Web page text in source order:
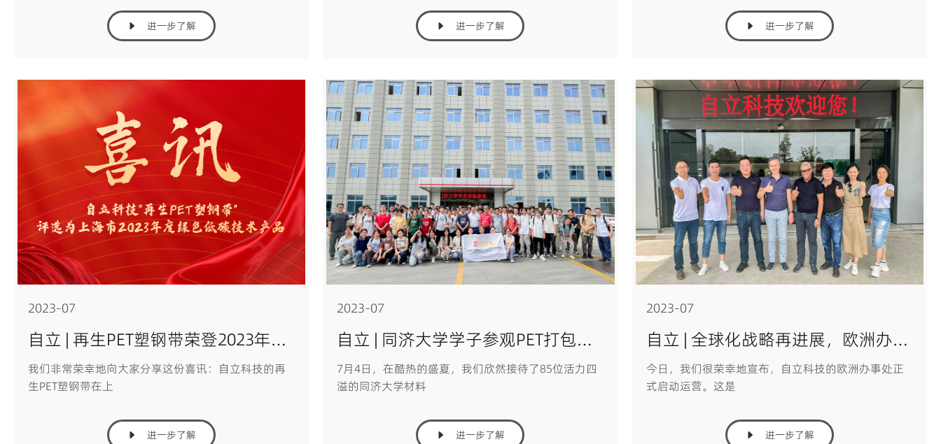
进一步了解 进一步了解 进一步了解
2023-07
自立 | 再生PET塑钢带荣登2023年度绿色低碳技术产品名单
我们非常荣幸地向大家分享这份喜讯：自立科技的再
生PET塑钢带在上
进一步了解
2023-07
自立 | 同济大学学子参观PET打包带全流程生产与应用体验
7月4日，在酷热的盛夏，我们欣然接待了85位活力四
溢的同济大学材料
进一步了解
2023-07
自立 | 全球化战略再进展，欧洲办事处开启新篇章
今日，我们很荣幸地宣布，自立科技的欧洲办事处正
式启动运营。这是
进一步了解